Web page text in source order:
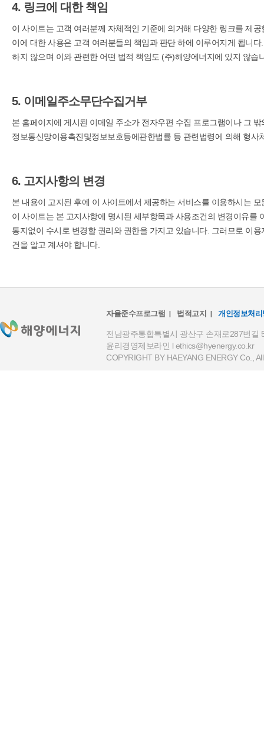
4. 링크에 대한 책임
이 사이트는 고객 여러분께 자체적인 기준에 의거해 다양한 링크를 제
이에 대한 사용은 고객 여러분들의 책임과 판단 하에 이루어지게 됩니
하지 않으며 이와 관련한 어떤 법적 책임도 (주)해양에너지에 있지 않습
5. 이메일주소무단수집거부
본 홈페이지에 게시된 이메일 주소가 전자우편 수집 프로그램이나 그
정보통신망이용촉진및정보보호등에관한법률 등 관련법령에 의해 형사
6. 고지사항의 변경
본 내용이 고지된 후에 이 사이트에서 제공하는 서비스를 이용하시는
이 사이트는 본 고지사항에 명시된 세부항목과 사용조건의 변경이유
통지없이 수시로 변경할 권리와 권한을 가지고 있습니다. 그러므로 이
건을 알고 계셔야 합니다.
자율준수프로그램 법적고지 개인정보처리
전남광주통합특별시 광산구 손재로287번길
윤리경영제보라인 l ethics@hyenergy.co.kr
COPYRIGHT BY HAEYANG ENERGY Co.,